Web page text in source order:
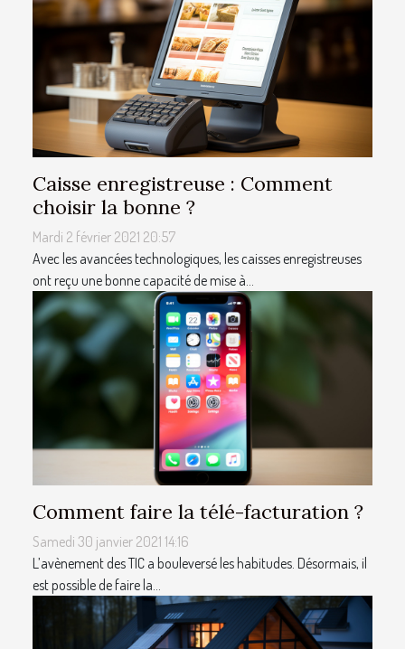
Caisse enregistreuse : Comment
choisir la bonne ?
Mardi 2 février 2021 20:57
Avec les avancées technologiques, les caisses enregistreuses
ont reçu une bonne capacité de mise à...
Comment faire la télé-facturation ?
Samedi 30 janvier 2021 14:16
L’avènement des TIC a bouleversé les habitudes. Désormais, il
est possible de faire la...